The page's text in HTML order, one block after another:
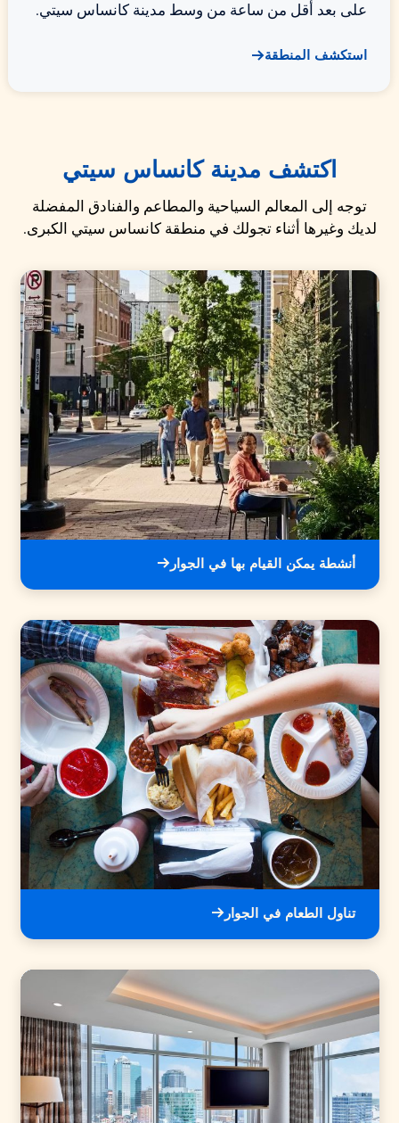
على بعد أقل من ساعة من وسط مدينة كانساس سيتي.
استكشف المنطقة
اكتشف مدينة كانساس سيتي
توجه إلى المعالم السياحية والمطاعم والفنادق المفضلة
لديك وغيرها أثناء تجولك في منطقة كانساس سيتي الكبرى.
أنشطة يمكن القيام بها في الجوار
تناول الطعام في الجوار